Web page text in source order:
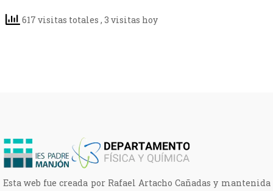
617 visitas totales, 3 visitas hoy
Esta web fue creada por Rafael Artacho Cañadas y mantenida